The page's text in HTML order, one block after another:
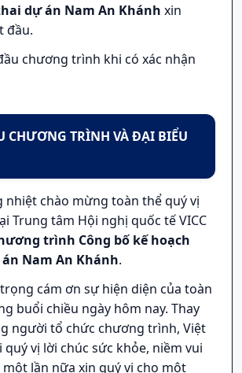
dự án Nam An Khánhxin
đầu.
chương trình khi có xác nhận
CHƯƠNG TRÌNH VÀ ĐẠI BIỂU
nhiệt chào mừng toàn thể quý vị
Trung tâm Hội nghị quốc tế VICC
trình Công bố kế hoạch
Nam An Khánh.
cám ơn sự hiện diện của toàn
buổi chiều ngày hôm nay. Thay
người tổ chức chương trình, Việt
vị lời chúc sức khỏe, niềm vui
một lần nữa xin quý vị cho một